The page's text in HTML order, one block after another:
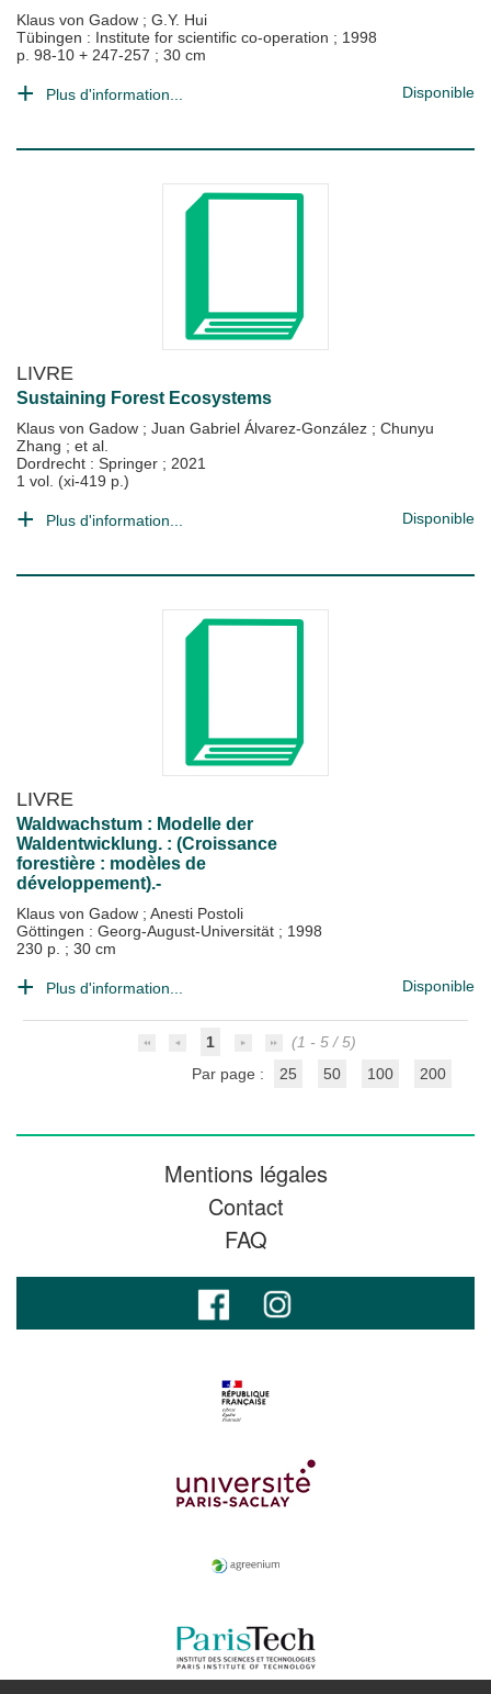
Klaus von Gadow ; G.Y. Hui
Tübingen : Institute for scientific co-operation ; 1998
p. 98-10 + 247-257 ; 30 cm
Plus d'information... Disponible
LIVRE
Sustaining Forest Ecosystems
Klaus von Gadow ; Juan Gabriel Álvarez-González ; Chunyu
Zhang ; et al.
Dordrecht : Springer ; 2021
1 vol. (xi-419 p.)
Plus d'information... Disponible
LIVRE
Waldwachstum : Modelle der
Waldentwicklung. : (Croissance
forestière : modèles de
développement).-
Klaus von Gadow ; Anesti Postoli
Göttingen : Georg-August-Universität ; 1998
230 p. ; 30 cm
Plus d'information... Disponible
1
(1 - 5 / 5)
Par page :
25 50 100 200
Mentions légales
Contact
FAQ